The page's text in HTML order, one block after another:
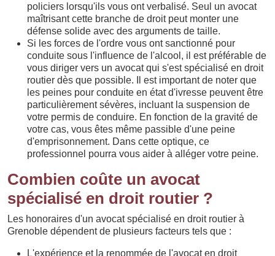
policiers lorsqu'ils vous ont verbalisé. Seul un avocat
maîtrisant cette branche de droit peut monter une
défense solide avec des arguments de taille.
Si les forces de l'ordre vous ont sanctionné pour
conduite sous l'influence de l'alcool, il est préférable de
vous diriger vers un avocat qui s'est spécialisé en droit
routier dès que possible. Il est important de noter que
les peines pour conduite en état d'ivresse peuvent être
particulièrement sévères, incluant la suspension de
votre permis de conduire. En fonction de la gravité de
votre cas, vous êtes même passible d'une peine
d'emprisonnement. Dans cette optique, ce
professionnel pourra vous aider à alléger votre peine.
Combien coûte un avocat
spécialisé en droit routier ?
Les honoraires d'un avocat spécialisé en droit routier à
Grenoble dépendent de plusieurs facteurs tels que :
L'expérience et la renommée de l'avocat en droit